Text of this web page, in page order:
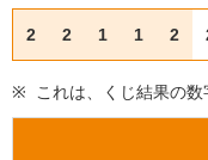
2 2 1 1 2
これは、くじ結果の数